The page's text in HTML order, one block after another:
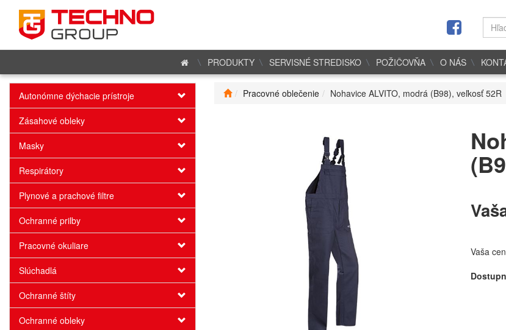
PRODUKTY SERVISNÉ STREDISKO POŽIČOVŇA O NÁS
Autonómne dýchacie prístroje
Zásahové obleky
Masky
Respirátory
Plynové a prachové filtre
Ochranné prilby
Pracovné okuliare
Slúchadlá
Ochranné štíty
Ochranné obleky
Pracovné oblečenie Nohavice ALVITO, modrá (B98), veľkosť 52R
Vaša